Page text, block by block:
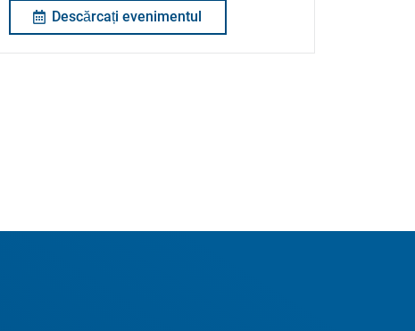
Descărcați evenimentul